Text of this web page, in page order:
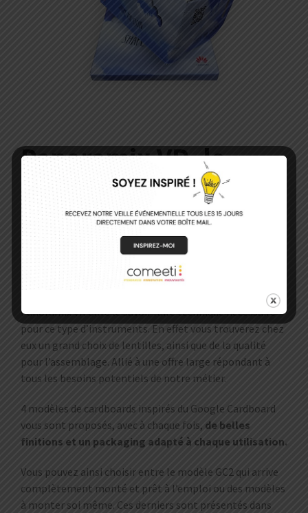
Panoramix VR, le
spécialiste européen
du cardboard
Parce que je pense qu’il est parfois préférable de
Panoramix VR offre le savoir faire technique nécessaire
pour ce type d’instruments. En effet vous trouverez chez
eux un grand choix de lentilles, ainsi que de la qualité
pour l’assemblage. Allié à une offre large répondant à
tous les besoins potentiels de notre métier.
4 modèles de cardboards inspirés du Google Cardboard
vous sont proposés, avec à chaque fois, de belles
finitions et un packaging adapté à chaque utilisation.
Vous pouvez ainsi choisir entre le modèle GC2 qui arrive
complètement monté et prêt à l’emploi ou des modèles
à monter soi même. Ces derniers sont présentés dans